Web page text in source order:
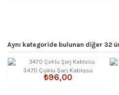
Aynı kategoride bulunan diğer 32
3470 Çoklu Şarj Kablosu
₺96,00